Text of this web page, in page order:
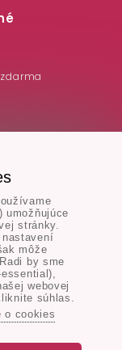
umožňujúce
stránky.
môže
by sme
webovej
súhlas.
o cookies